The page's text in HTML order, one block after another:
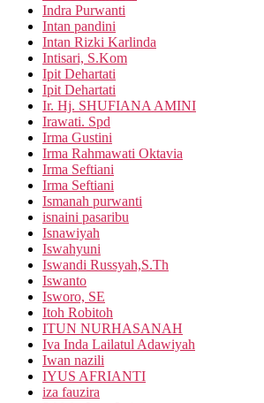
Indra Purwanti
Intan pandini
Intan Rizki Karlinda
Intisari, S.Kom
Ipit Dehartati
Ipit Dehartati
Ir. Hj. SHUFIANA AMINI
Irawati. Spd
Irma Gustini
Irma Rahmawati Oktavia
Irma Seftiani
Irma Seftiani
Ismanah purwanti
isnaini pasaribu
Isnawiyah
Iswahyuni
Iswandi Russyah,S.Th
Iswanto
Isworo, SE
Itoh Robitoh
ITUN NURHASANAH
Iva Inda Lailatul Adawiyah
Iwan nazili
IYUS AFRIANTI
iza fauzira